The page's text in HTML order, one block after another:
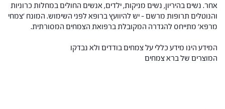
אחר. נשים בהיריון, נשים מניקות, ילדים, אנשים החולים במחלות כרוניות
והנוטלים תרופות מרשם – יש להיוועץ ברופא לפני השימוש. המונח 'צמחי
מרפא' מתייחס להגדרה המקובלת ברפואת הצמחים המסורתית.
המידע הינו מידע כללי על צמחים בודדים ולא נבדקו
המוצרים של ברא צמחים